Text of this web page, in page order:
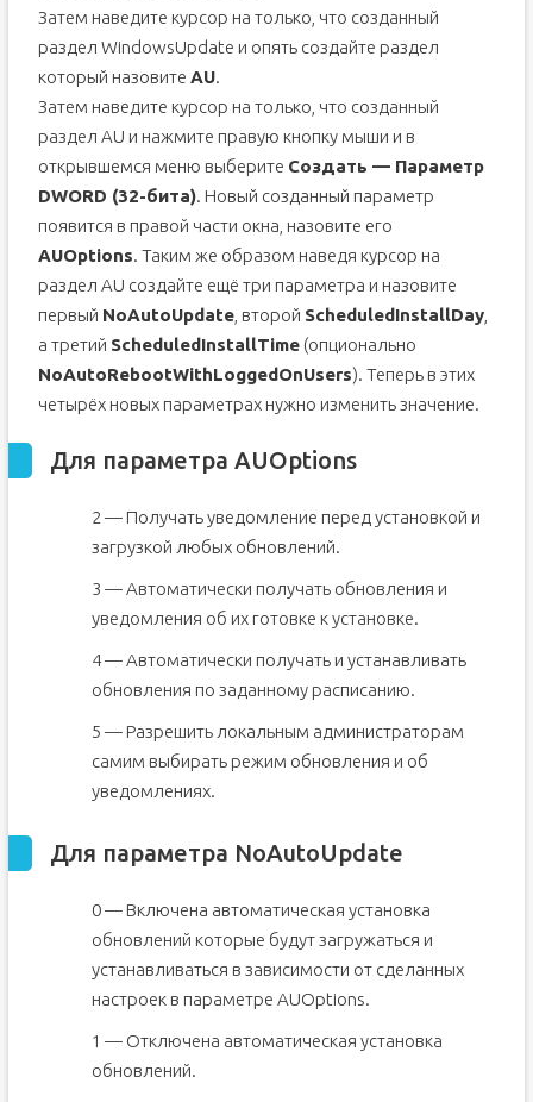
Затем наведите курсор на только, что созданный
раздел WindowsUpdate и опять создайте раздел
который назовите AU.
Затем наведите курсор на только, что созданный
раздел AU и нажмите правую кнопку мыши и в
открывшемся меню выберите Создать — Параметр
DWORD (32-бита). Новый созданный параметр
появится в правой части окна, назовите его
AUOptions. Таким же образом наведя курсор на
раздел AU создайте ещё три параметра и назовите
первый NoAutoUpdate, второй ScheduledInstallDay,
а третий ScheduledInstallTime(опционально
NoAutoRebootWithLoggedOnUsers). Теперь в этих
четырёх новых параметрах нужно изменить значение.
Для параметра AUOptions
2 — Получать уведомление перед установкой и
загрузкой любых обновлений.
3 — Автоматически получать обновления и
уведомления об их готовке к установке.
4 — Автоматически получать и устанавливать
обновления по заданному расписанию.
5 — Разрешить локальным администраторам
самим выбирать режим обновления и об
уведомлениях.
Для параметра NoAutoUpdate
0 — Включена автоматическая установка
обновлений которые будут загружаться и
устанавливаться в зависимости от сделанных
настроек в параметре AUOptions.
1 — Отключена автоматическая установка
обновлений.